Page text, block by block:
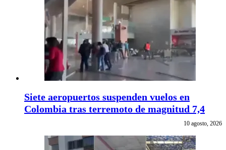
Siete aeropuertos suspenden vuelos en
Colombia tras terremoto de magnitud 7,4
10 agosto, 2026